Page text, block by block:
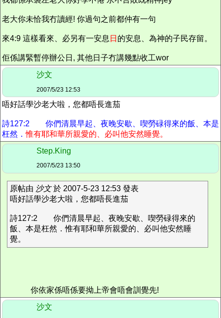
老大你未恰我冇讀經! 你過句之前都仲有一句
來4:9 這樣看來、必另有一安息 日 的安息、為神的子民存留。
佢係講緊暫停辦公日, 其他日子冇講幾點收工wor
沙文
2007/5/23 12:53
唔好話學沙老大啦，您都唔長進茄
詩127:2 你們清晨早起、夜晚安歇、喫勞碌得來的飯、本是
枉然．惟有耶和華所親愛的、必叫他安然睡覺。
Step.King
2007/5/23 13:50
原帖由 沙文於 2007-5-23 12:53 發表
唔好話學沙老大啦，您都唔長進茄
詩127:2 你們清晨早起、夜晚安歇、喫勞碌得來的
飯、本是枉然．惟有耶和華所親愛的、必叫他安然睡
覺。
你依家係唔係要拗上帝會唔會訓覺先!
沙文